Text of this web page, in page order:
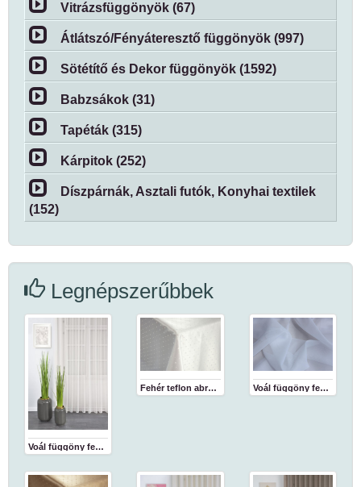
Vitrázsfüggönyök (67)
Átlátszó/Fényáteresztő függönyök (997)
Sötétítő és Dekor függönyök (1592)
Babzsákok (31)
Tapéták (315)
Kárpitok (252)
Díszpárnák, Asztali futók, Konyhai textilek
(152)
Legnépszerűbbek
Voál függöny fehér
Fehér teflon abrosz Voál függöny fehér 180 cm